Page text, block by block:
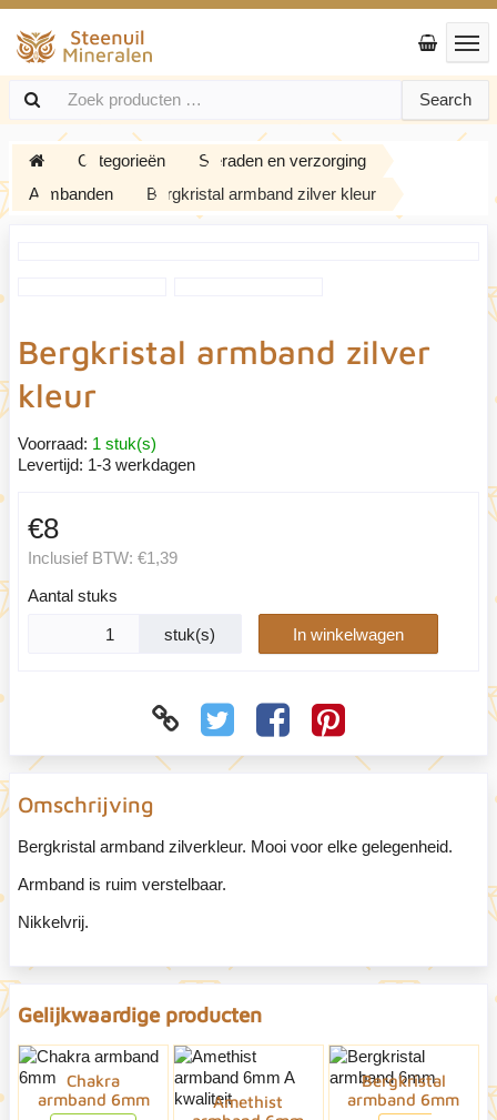
Search
Categorieën
Sieraden en verzorging
Armbanden
Bergkristal armband zilver kleur
Bergkristal armband zilver
kleur
Voorraad: 1 stuk(s)
Levertijd: 1-3 werkdagen
€8
Inclusief BTW: €1,39
Aantal stuks
stuk(s) In winkelwagen
Omschrijving
Bergkristal armband zilverkleur. Mooi voor elke gelegenheid.
Armband is ruim verstelbaar.
Nikkelvrij.
Gelijkwaardige producten
Chakra
armband 6mm
Amethist
Bergkristal
armband 6mm